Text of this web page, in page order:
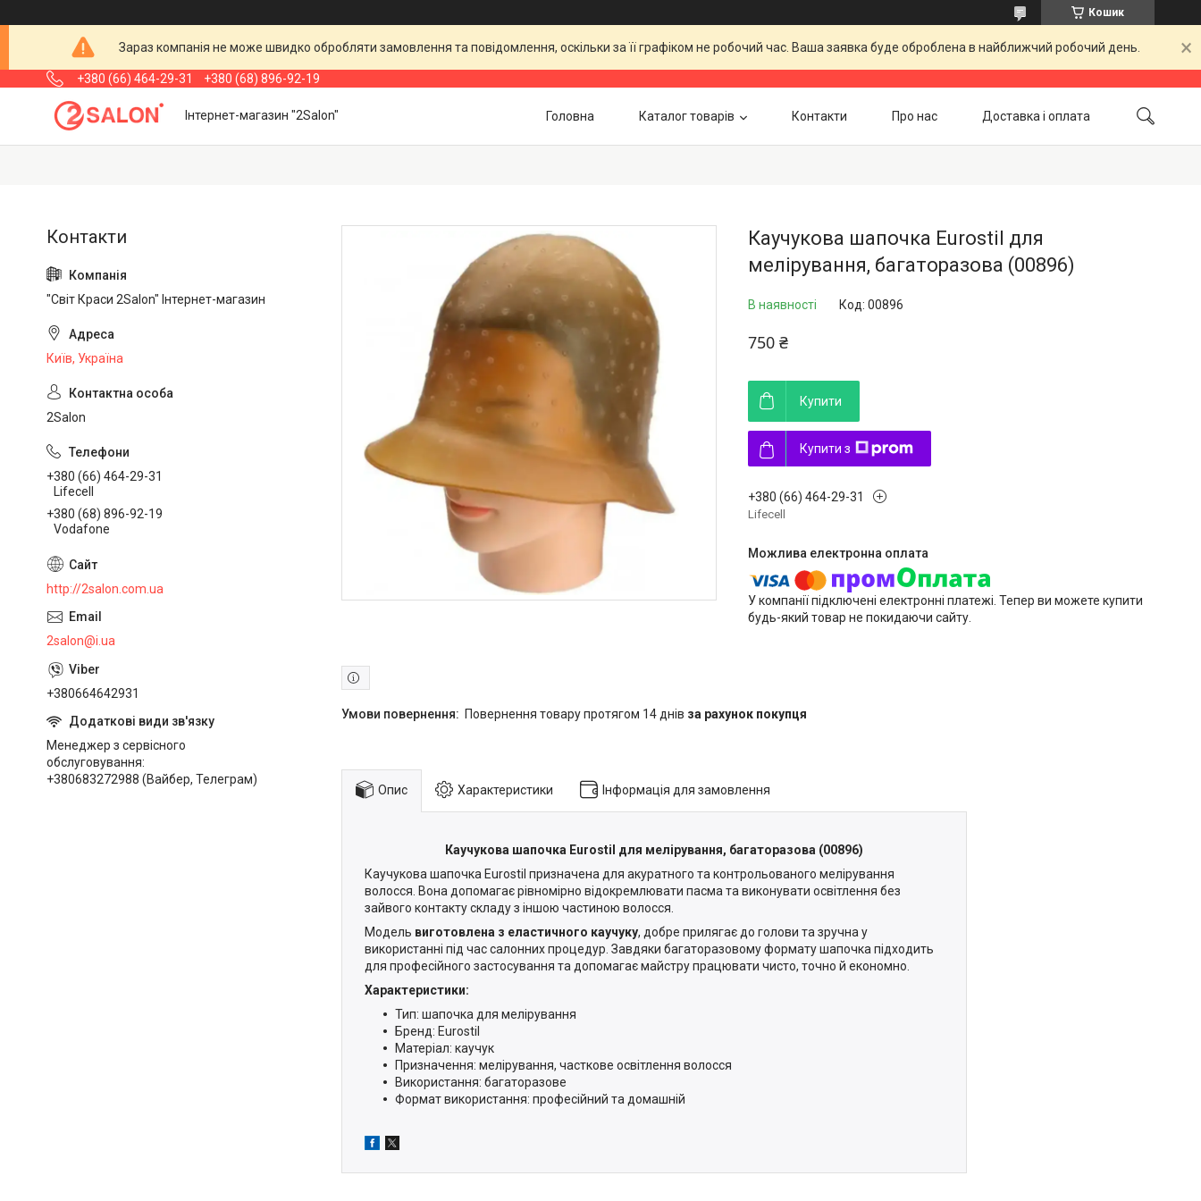
Кошик
Зараз компанія не може швидко обробляти замовлення та повідомлення, оскільки за її графіком не робочий час. Ваша заявка буде оброблена в найближчий робочий день.
+380 (66) 464-29-31 +380 (68) 896-92-19
Інтернет-магазин "2Salon" Головна Каталог товарів Контакти Про нас Доставка і оплата
Каучукова шапочка Eurostil для
мелірування, багаторазова (00896)
В наявності Код: 00896
750 ₴
Купити
Купити з
+380 (66) 464-29-31
Lifecell
У компанії підключені електронні платежі. Тепер ви можете купити
будь-який товар не покидаючи сайту.
повернення товару протягом 14 днів за рахунок покупця
Опис Характеристики Інформація для замовлення
Каучукова шапочка Eurostil для мелірування, багаторазова (00896)
Каучукова шапочка Eurostil призначена для акуратного та контрольованого мелірування
волосся. Вона допомагає рівномірно відокремлювати пасма та виконувати освітлення без
зайвого контакту складу з іншою частиною волосся.
Модель виготовлена з еластичного каучуку, добре прилягає до голови та зручна у
використанні під час салонних процедур. Завдяки багаторазовому формату шапочка підходить
для професійного застосування та допомагає майстру працювати чисто, точно й економно.
Характеристики:
Тип: шапочка для мелірування
Бренд: Eurostil
Матеріал: каучук
Призначення: мелірування, часткове освітлення волосся
Використання: багаторазове
Формат використання: професійний та домашній
"Світ Краси 2Salon" Інтернет-магазин
Київ, Україна
2Salon
+380 (66) 464-29-31
Lifecell
+380 (68) 896-92-19
Vodafone
http://2salon.com.ua
2salon@i.ua
+380664642931
Менеджер з сервісного
обслуговування
+380683272988 (Вайбер, Телеграм)